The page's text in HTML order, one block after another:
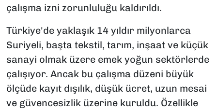
çalışma izni zorunluluğu kaldırıldı.
Türkiye'de yaklaşık 14 yıldır milyonlarca
Suriyeli, başta tekstil, tarım, inşaat ve küçük
sanayi olmak üzere emek yoğun sektörlerde
çalışıyor. Ancak bu çalışma düzeni büyük
ölçüde kayıt dışılık, düşük ücret, uzun mesai
ve güvencesizlik üzerine kuruldu. Özellikle